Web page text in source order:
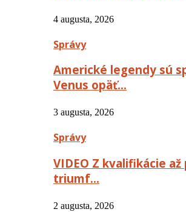
4 augusta, 2026
Správy
Americké legendy sú
Venus opäť…
3 augusta, 2026
Správy
VIDEO Z kvalifikácie
triumf…
2 augusta, 2026